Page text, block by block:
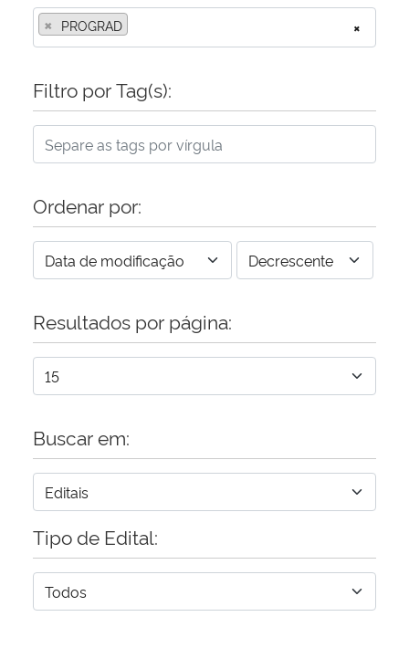
×
× PROGRAD
Filtro por Tag(s):
Ordenar por:
Resultados por página:
Buscar em:
Tipo de Edital: